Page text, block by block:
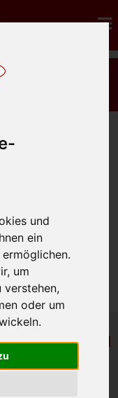
und
ein
um
verstehen,
oder um
2026 - jetzt
mit
Lebensmittel